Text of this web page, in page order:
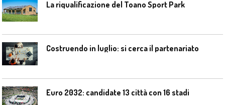
La riqualificazione del Toano Sport Park
Costruendo in luglio: si cerca il partenariato
Euro 2032: candidate 13 città con 16 stadi